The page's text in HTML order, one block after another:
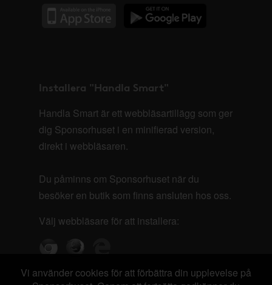
Installera "Handla Smart"
Handla Smart är ett webbläsartillägg som ger
dig Sponsorhuset i en minifierad version,
direkt i webbläsaren.
Du påminns om Sponsorhuset när du
besöker en butik som finns ansluten hos oss.
Välj webbläsare för att installera:
Vi använder cookies för att förbättra din upplevelse på